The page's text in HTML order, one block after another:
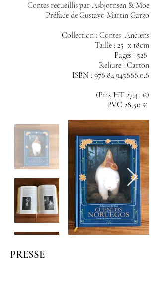
Contes recueillis par Asbjornsen & Moe
Préface de Gustavo Martin Garzo
Collection : Contes Anciens
Taille : 25 x 18cm
Pages : 528
Reliure : Carton
ISBN : 978.84.945888.0.8
(Prix HT 27,41 €)
PVC 28,50 €
PRESSE